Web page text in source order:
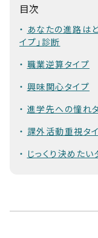
目次
あなたの進路は
イプ」診断
職業逆算タイプ
興味関心タイプ
進学先への憧れ
課外活動重視タ
じっくり決めたい